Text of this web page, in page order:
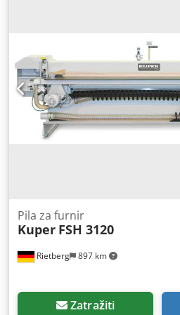
podklip & komad prostor potreban
mm Težina cca 3000 kg Skladište
slobodno ukrcano, nezapakiran
stanju, viđeno — kupljeno,
jamstva i garancije
Rietberg 897 km
Pila za furnir
Kuper FSH 3120
Zatražiti